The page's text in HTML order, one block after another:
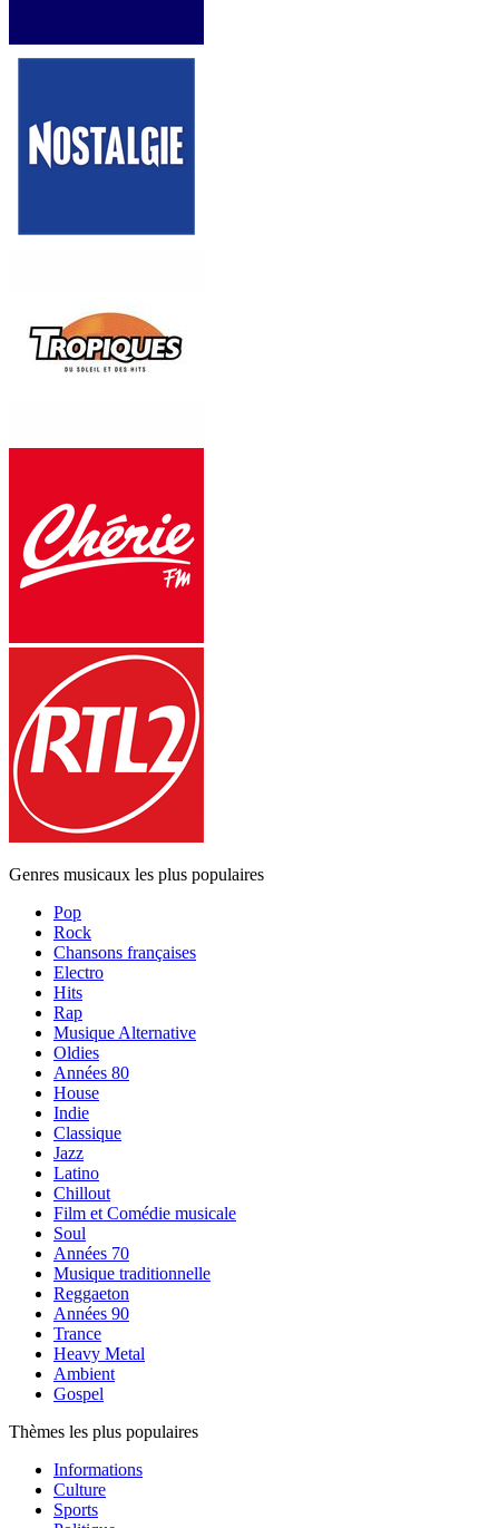
Genres musicaux les plus populaires
Pop
Rock
Chansons françaises
Electro
Hits
Rap
Musique Alternative
Oldies
Années 80
House
Indie
Classique
Jazz
Latino
Chillout
Film et Comédie musicale
Soul
Années 70
Musique traditionnelle
Reggaeton
Années 90
Trance
Heavy Metal
Ambient
Gospel
Thèmes les plus populaires
Informations
Culture
Sports